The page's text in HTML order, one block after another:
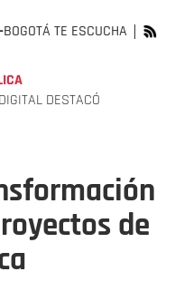
BOGOTÁ TE ESCUCHA
DESTACÓ
de